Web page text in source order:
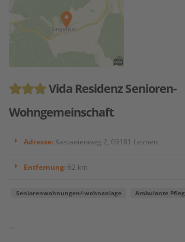
Vida Residenz Senioren-
Wohngemeinschaft
Adresse: Kastanienweg 2, 69181 Leimen
Entfernung: 62 km
Seniorenwohnungen/-wohnanlage Ambulante
...